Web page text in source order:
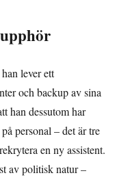
lever ett
och backup av sina
han dessutom har
personal – det är tre
en ny assistent.
av politisk natur –